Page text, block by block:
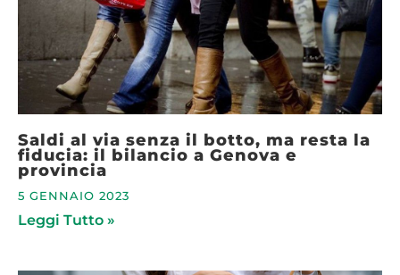
Saldi al via senza il botto, ma resta la
fiducia: il bilancio a Genova e
provincia
5 GENNAIO 2023
Leggi Tutto »